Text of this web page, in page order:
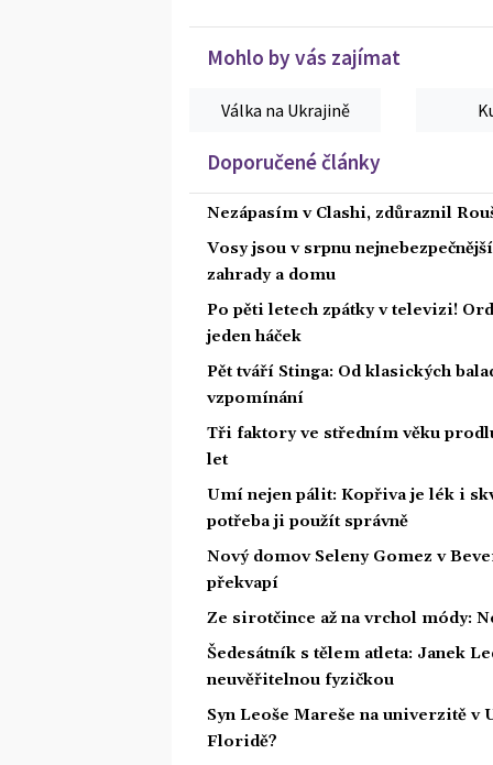
Mohlo by vás zajímat
Válka na Ukrajině
Doporučené články
Nezápasím v Clashi, zdůraznil
Vosy jsou v srpnu
zahrady a domu
Po pěti letech zpátky v televizi!
jeden háček
Pět tváří Stinga: Od klasických
vzpomínání
Tři faktory ve středním věku
let
Umí nejen pálit: Kopřiva je lék i
potřeba ji použít správně
Nový domov Seleny Gomez v
překvapí
Ze sirotčince až na vrchol módy:
Šedesátník s tělem atleta: Janek
neuvěřitelnou fyzičkou
Syn Leoše Mareše na univerzitě
Floridě?